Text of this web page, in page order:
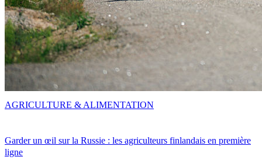
Garder un œil sur la Russie : les agriculteurs finlandais en première
ligne
AGRICULTURE & ALIMENTATION